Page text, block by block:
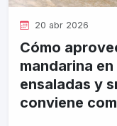
20 abr 2026
Cómo
mandarina
ensaladas y
conviene